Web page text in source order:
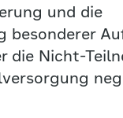
und die
besonderer
die Nicht-